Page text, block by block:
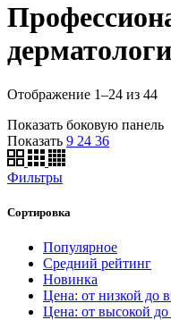
Отображение 1–24 из 44
Показать боковую панель
Показать 9 24 36
Фильтры
Сортировка
Популярное
Средний рейтинг
Новинка
Цена: от низкой до
Цена: от высокой до